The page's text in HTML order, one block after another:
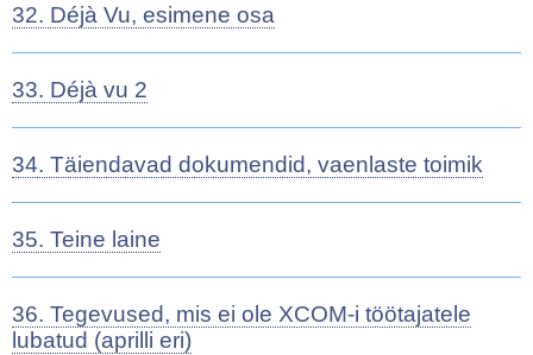
32. Déjà Vu, esimene osa
33. Déjà vu 2
34. Täiendavad dokumendid, vaenlaste toimik
35. Teine laine
36. Tegevused, mis ei ole XCOM-i töötajatele
lubatud (aprilli eri)